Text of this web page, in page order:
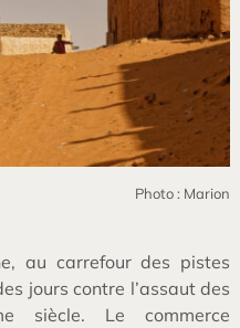
Photo : Marion
au carrefour des pistes
jours contre l’assaut des
siècle. Le commerce